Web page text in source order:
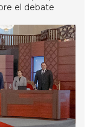
el debate